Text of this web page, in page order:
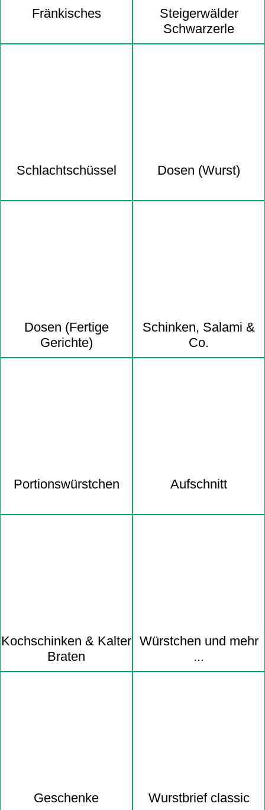
Fränkisches
Steigerwälder
Schwarzerle
Schlacht­schüssel Dosen (Wurst)
Dosen (Fertige
Gerichte)
Schinken, Salami &
Co.
Portions­würstchen Aufschnitt
Kochschinken & Kalter
Braten
Würstchen und mehr
...
Geschenke Wurstbrief classic